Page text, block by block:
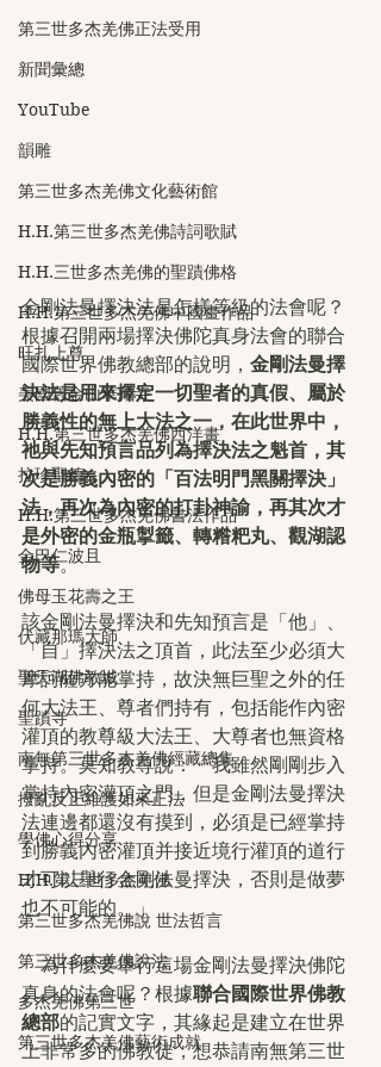
第三世多杰羌佛正法受用
新聞彙總
YouTube
韻雕
第三世多杰羌佛文化藝術館
H.H.第三世多杰羌佛詩詞歌賦
H.H.三世多杰羌佛的聖蹟佛格
H.H.第三世多杰羌佛中國畫作品
旺扎上尊
美國舊金山華藏寺
H.H.第三世多杰羌佛西洋畫
拉珍聖德
H.H.第三世多杰羌佛書法作品
金巴仁波且
佛母玉花壽之王
伏藏那瑪大師
聖天湖佛教城
聖蹟寺
南無第三世多杰羌佛經藏總集
撥亂反正維護如來正法
學佛心得分享
H.H.第三世多杰羌佛
第三世多杰羌佛說 世法哲言
第三世多杰羌佛說法
多杰羌佛第三世
第三世多杰羌佛藝術成就
金剛法曼擇決法是怎樣等級的法會呢？
根據召開兩場擇決佛陀真身法會的聯合
國際世界佛教總部的說明， 金剛法曼擇
決法是用來擇定一切聖者的真假、屬於
勝義性的無上大法之一，在此世界中，
祂與先知預言品列為擇決法之魁首，其
次是勝義內密的「百法明門黑關擇決」
法，再次為內密的打卦神諭，再其次才
是外密的金瓶掣籤、轉糌粑丸、觀湖認
物等。
該金剛法曼擇決和先知預言是「他」、
「自」擇決法之頂首，此法至少必須大
摩訶薩方能掌持，故決無巨聖之外的任
何大法王、尊者們持有，包括能作內密
灌頂的教尊級大法王、大尊者也無資格
掌持。莫知教尊說：「我雖然剛剛步入
掌持內密灌頂之門，但是金剛法曼擇決
法連邊都還沒有摸到，必須是已經掌持
到勝義內密灌頂并接近境行灌頂的道行
才可以舉行金剛法曼擇決，否則是做夢
也不可能的。」
為什麼要舉行這場金剛法曼擇決佛陀
真身的法會呢？根據聯合國際世界佛教
總部的記實文字，其緣起是建立在世界
上非常多的佛教徒，想恭請南無第三世